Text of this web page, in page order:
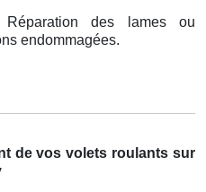
Réparation des lames ou
endommagées.
de vos volets roulants sur